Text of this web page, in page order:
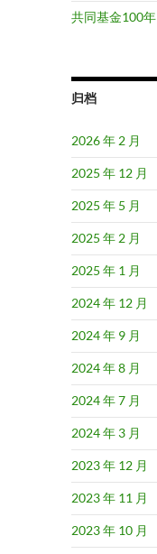
共同基金100年
归档
2026 年 2 月
2025 年 12 月
2025 年 5 月
2025 年 2 月
2025 年 1 月
2024 年 12 月
2024 年 9 月
2024 年 8 月
2024 年 7 月
2024 年 3 月
2023 年 12 月
2023 年 11 月
2023 年 10 月